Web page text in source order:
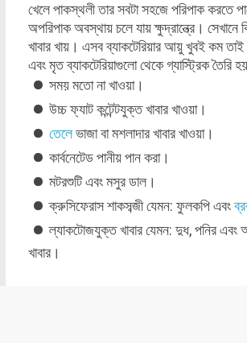
খেলে পাকস্থলী তার সবটা সহজে পরিপাক করতে
অপরিপাক অবস্থায় চলে যায় ক্ষুদ্রান্ত্রে। সেখানে
খাবার খায়। এসব ব্যাকটেরিয়ার আয়ু খুবই কম তাই
এবং মৃত ব্যাকটেরিয়াগুলো থেকে গ্যাস্ট্রিক তৈরি
সময় মতো না খাওয়া।
উচ্চ ফ্যাট কন্টেন্টযুক্ত খাবার খাওয়া।
তেলেভাজা বা মশলাদার খাবার খাওয়া।
কার্বনেটেড পানীয় পান করা।
মটরশুটি এবং মসুর ডাল।
ক্রুসিফেরাস শাকসব্জী যেমন: ফুলকপি এবং
ল্যাকটোজযুক্ত খাবার যেমন: দুধ, পনির এবং
খাবার।